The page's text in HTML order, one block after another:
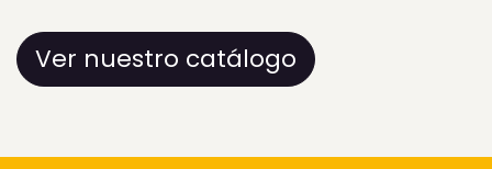
Ver nuestro catálogo